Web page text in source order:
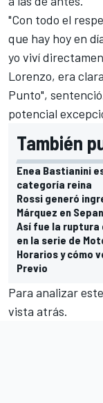
"Con todo el
que hay hoy en
yo viví
Lorenzo, era
Punto",
potencial
También
Enea Bastianini
categoría reina
Rossi generó
Márquez en
Así fue la ruptura
en la serie de
Horarios y cómo
Previo
Para analizar
vista atrás.